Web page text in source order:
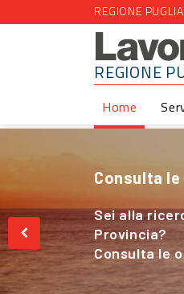
REGIONE PUGLIA
REGIONE
Home
Consulta
Sei alla
Provincia?
Consulta le
Cerchi
Sei alla
Provincia?
Consulta le